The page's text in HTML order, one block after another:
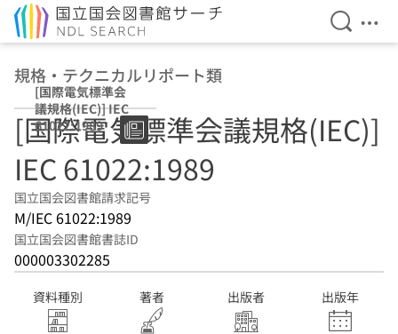
検索を
メ
規格・テクニカルリポート類
[国際電気標準会
議規格(IEC)] IEC
61022:1989
[国際電気標準会議規格(IEC)]
IEC 61022:1989
国立国会図書館請求記号
M/IEC 61022:1989
国立国会図書館書誌ID
000003302285
資料種別 著者 出版者 出版年